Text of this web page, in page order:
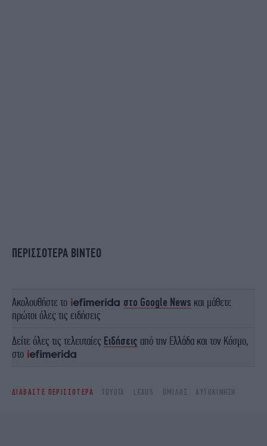
ΠΕΡΙΣΣΟΤΕΡΑ ΒΙΝΤΕΟ
Ακολουθήστε το στο Google News και μάθετε
πρώτοι όλες τις ειδήσεις
Δείτε όλες τις τελευταίες Ειδήσεις από την Ελλάδα και τον Κόσμο,
στο
ΔΙΑΒΑΣΤΕ ΠΕΡΙΣΣΟΤΕΡΑ TOYOTA LEXUS ΌΜΙΛΟΣ ΑΥΤΟΚΊΝΗΣΗ